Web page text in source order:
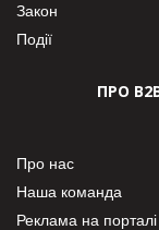
Закон
Події
ПРО
Про нас
Наша команда
Реклама на порталі